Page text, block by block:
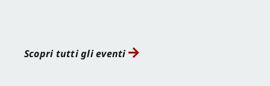
Scopri tutti gli eventi